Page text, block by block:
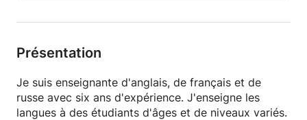
Présentation
Je suis enseignante d'anglais, de français et de
russe avec six ans d'expérience. J'enseigne les
langues à des étudiants d'âges et de niveaux variés.